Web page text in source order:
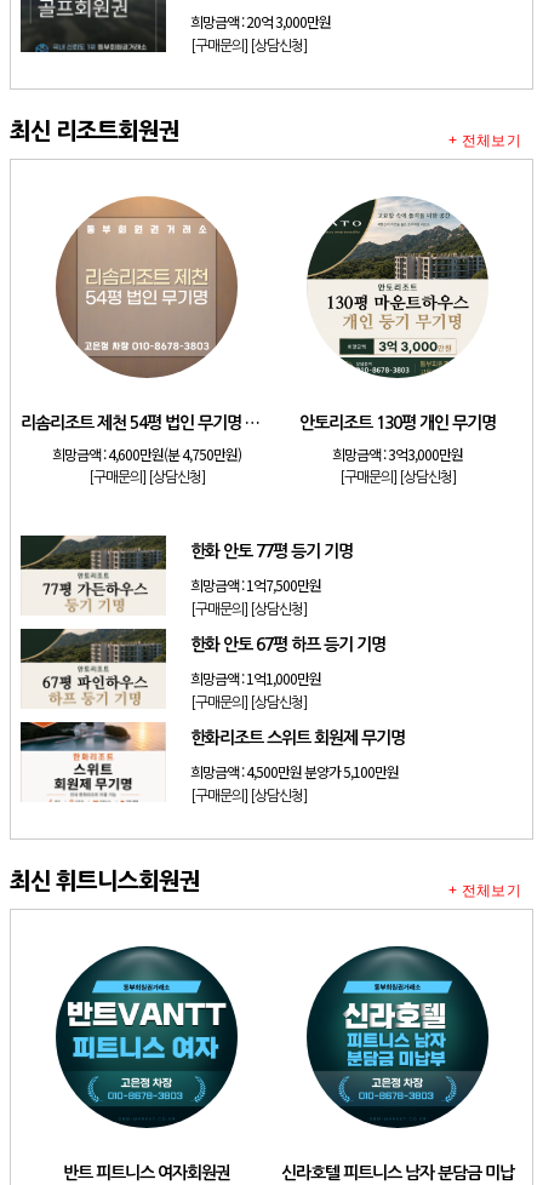
희망금액 :20억 3,000만원
[구매문의] [상담신청]
최신 리조트회원권
리솜리조트 제천 54평 법인 무기명 회원제
희망금액 :4,600만원(분 4,750만원)
[구매문의] [상담신청]
안토리조트 130평 개인 무기명
희망금액 :3억3,000만원
[구매문의] [상담신청]
한화 안토 77평 등기 기명
희망금액 :1억7,500만원
[구매문의] [상담신청]
한화 안토 67평 하프 등기 기명
희망금액 :1억1,000만원
[구매문의] [상담신청]
한화리조트 스위트 회원제 무기명
희망금액 :4,500만원 분양가 5,100만원
[구매문의] [상담신청]
+ 전체보기
최신 휘트니스회원권
반트 피트니스 여자회원권 신라호텔 피트니스 남자 분담금 미납
+ 전체보기